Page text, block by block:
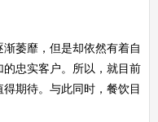
萎靡，但是却依然有着自
忠实客户。所以，就目前
期待。与此同时，餐饮目